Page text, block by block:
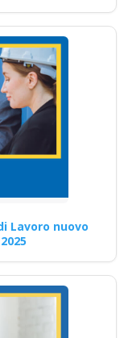
nei
Lavoro nuovo